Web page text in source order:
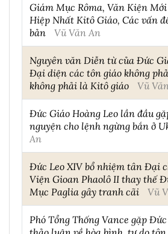
Giám Mục Rôma, Văn Kiện Mới
Hiệp Nhất Kitô Giáo, Các vấn
bản
Vũ Văn An
Nguyên văn Diễn từ của Đức
Đại diện các tôn giáo không
không phải là Kitô giáo
Vũ
Đức Giáo Hoàng Leo lần đầu
nguyện cho lệnh ngừng bắn ở
An
Đức Leo XIV bổ nhiệm tân Đại
Viện Gioan Phaolô II thay thế
Mục Paglia gây tranh cãi
Vũ
Phó Tổng Thống Vance gặp